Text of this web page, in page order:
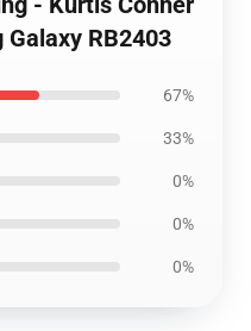
Galaxy RB2403
67%
33%
0%
0%
0%